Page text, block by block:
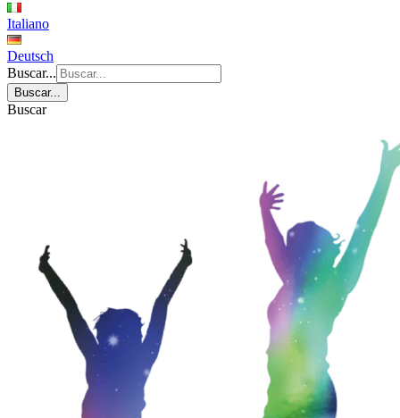
Italiano
Deutsch
Buscar...
Buscar...
Buscar